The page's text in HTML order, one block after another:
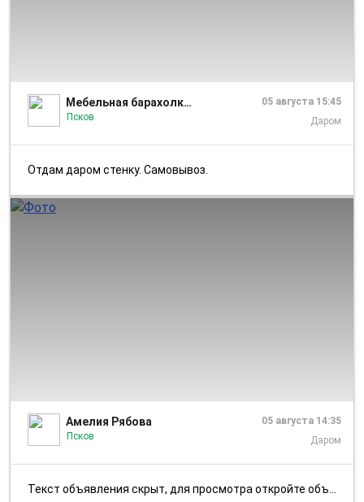
Мебельная барахолка Псков
Псков
05 августа 15:45
Даром
Отдам даром стенку. Самовывоз.
Амелия Рябова
Псков
05 августа 14:35
Даром
Текст объявления скрыт, для просмотра откройте объявление в приложении...